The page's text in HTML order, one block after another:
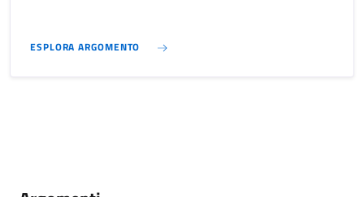
ESPLORA ARGOMENTO